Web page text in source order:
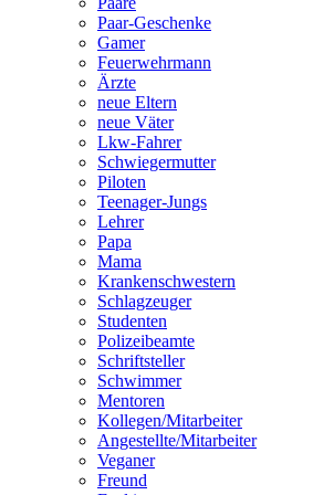
Paar-Geschenke
Gamer
Feuerwehrmann
Ärzte
neue Eltern
neue Väter
Lkw-Fahrer
Schwiegermutter
Piloten
Teenager-Jungs
Lehrer
Papa
Mama
Krankenschwestern
Schlagzeuger
Studenten
Polizeibeamte
Schriftsteller
Schwimmer
Mentoren
Kollegen/Mitarbeiter
Angestellte/Mitarbeiter
Veganer
Freund